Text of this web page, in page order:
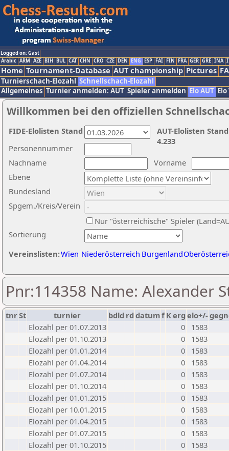
Logged on: Gast
Arabic ARM AZE BIH BUL CAT CHN CRO CZE DEN ENG ESP FAI FIN FRA GER GRE INA
Home Tournament-Database AUT championship Pictures
Turnierschach-Elozahl Schnellschach-Elozahl
Allgemeines Turnier anmelden: AUT Spieler anmelden Elo AUT
Willkommen bei den offiziellen
Nachname
Vorname
Ebene
Sortierung
Personennummer
Bundesland
Spgem./Kreis/Verein
Nur "österreichische" Spieler
Vereinslisten:Wien Niederösterreich Burgenland
AUT-Elolisten
4.233
FIDE-Elolisten Stand
Pnr:114358 Name: Alexander
tnrSt turnier bdld rd datumf Kerg elo+/-
Elozahl per 01.07.2013
0
1583
Elozahl per 01.10.2013
0
1583
Elozahl per 01.01.2014
0
1583
Elozahl per 01.04.2014
0
1583
Elozahl per 01.07.2014
0
1583
Elozahl per 01.10.2014
0
1583
Elozahl per 01.01.2015
0
1583
Elozahl per 10.01.2015
0
1583
Elozahl per 01.04.2015
0
1583
Elozahl per 01.07.2015
0
1583
Elozahl per 01.10.2015
0
1583